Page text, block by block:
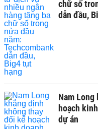
chữ số
dẫn đầu,
Nam
hoạch
dự án